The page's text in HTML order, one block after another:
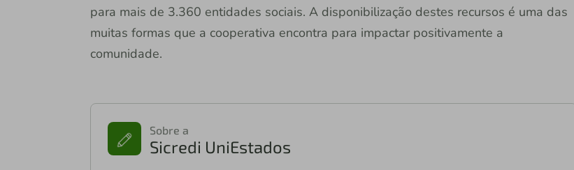
para mais de 3.360 entidades sociais. A disponibilização destes recursos é uma das
muitas formas que a cooperativa encontra para impactar positivamente a
comunidade.
Sobre a
Sicredi UniEstados